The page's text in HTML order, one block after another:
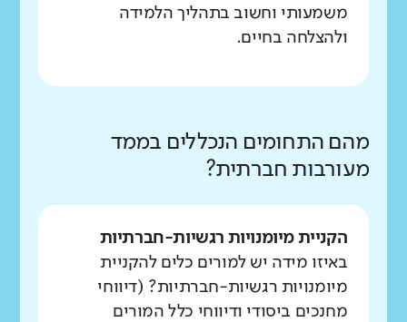
משמעותי וחשוב בתהליך הלמידה
ולהצלחה בחיים.
מהם התחומים הנכללים בממד
מעורבות חברתית?
הקניית מיומנויות רגשיות-חברתיות
באיזו מידה יש למורים כלים להקניית
מיומנויות רגשיות-חברתיות? (דיווחי
מחנכים ביסודי ודיווחי כלל המורים